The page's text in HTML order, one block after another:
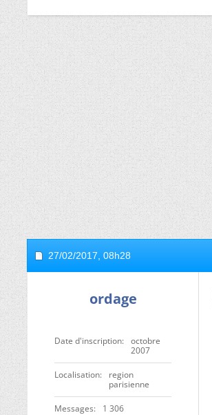
27/02/2017, 08h28
ordage
Date d'inscription
octobre
2007
Localisation
region
parisienne
Messages 1 306